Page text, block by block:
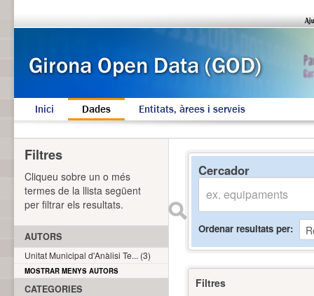
Inici Dades Entitats, àrees i serveis
Cercador
Ordenar resultats per
Filtres
Filtres
Cliqueu sobre un o més
termes de la llista següent
per filtrar els resultats.
AUTORS
Unitat Municipal d'Anàlisi Te... (3)
MOSTRAR MENYS AUTORS
CATEGORIES